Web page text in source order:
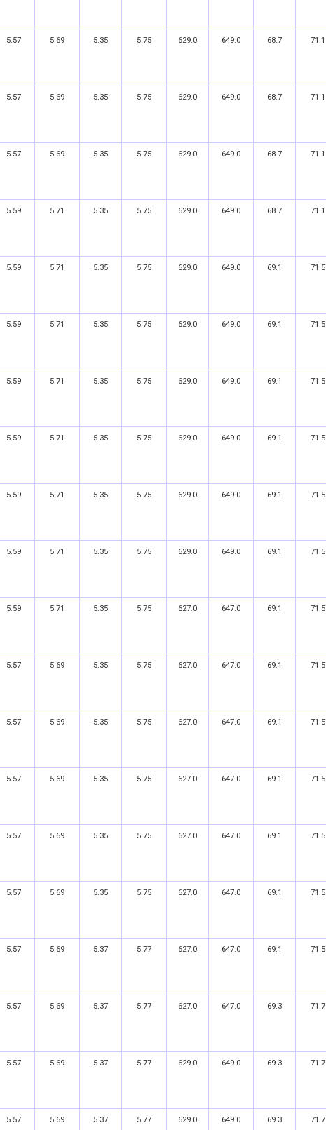
5.57 5.69 5.35 5.75 629.0 649.0 68.7 71.1
5.57 5.69 5.35 5.75 629.0 649.0 68.7 71.1
5.57 5.69 5.35 5.75 629.0 649.0 68.7 71.1
5.59 5.71 5.35 5.75 629.0 649.0 68.7 71.1
5.59 5.71 5.35 5.75 629.0 649.0 69.1 71.5
5.59 5.71 5.35 5.75 629.0 649.0 69.1 71.5
5.59 5.71 5.35 5.75 629.0 649.0 69.1 71.5
5.59 5.71 5.35 5.75 629.0 649.0 69.1 71.5
5.59 5.71 5.35 5.75 629.0 649.0 69.1 71.5
5.59 5.71 5.35 5.75 629.0 649.0 69.1 71.5
5.59 5.71 5.35 5.75 627.0 647.0 69.1 71.5
5.57 5.69 5.35 5.75 627.0 647.0 69.1 71.5
5.57 5.69 5.35 5.75 627.0 647.0 69.1 71.5
5.57 5.69 5.35 5.75 627.0 647.0 69.1 71.5
5.57 5.69 5.35 5.75 627.0 647.0 69.1 71.5
5.57 5.69 5.35 5.75 627.0 647.0 69.1 71.5
5.57 5.69 5.37 5.77 627.0 647.0 69.1 71.5
5.57 5.69 5.37 5.77 627.0 647.0 69.3 71.7
5.57 5.69 5.37 5.77 629.0 649.0 69.3 71.7
5.57 5.69 5.37 5.77 629.0 649.0 69.3 71.7